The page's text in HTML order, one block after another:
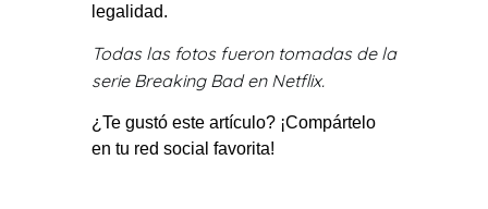
legalidad.
Todas las fotos fueron tomadas de la
serie Breaking Bad en Netflix.
¿Te gustó este artículo? ¡Compártelo
en tu red social favorita!